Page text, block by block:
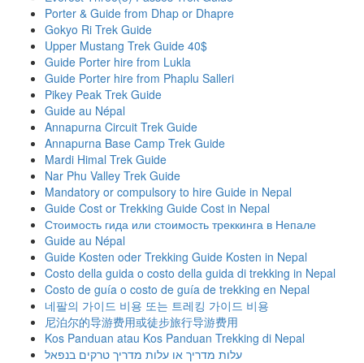
Porter & Guide from Dhap or Dhapre
Gokyo Ri Trek Guide
Upper Mustang Trek Guide 40$
Guide Porter hire from Lukla
Guide Porter hire from Phaplu Salleri
Pikey Peak Trek Guide
Guide au Népal
Annapurna Circuit Trek Guide
Annapurna Base Camp Trek Guide
Mardi Himal Trek Guide
Nar Phu Valley Trek Guide
Mandatory or compulsory to hire Guide in Nepal
Guide Cost or Trekking Guide Cost in Nepal
Стоимость гида или стоимость треккинга в Непале
Guide au Népal
Guide Kosten oder Trekking Guide Kosten in Nepal
Costo della guida o costo della guida di trekking in Nepal
Costo de guía o costo de guía de trekking en Nepal
네팔의 가이드 비용 또는 트레킹 가이드 비용
尼泊尔的导游费用或徒步旅行导游费用
Kos Panduan atau Kos Panduan Trekking di Nepal
עלות מדריך או עלות מדריך טרקים בנפאל